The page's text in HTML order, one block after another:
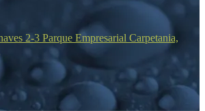
2-3 Parque Empresarial Carpetania,